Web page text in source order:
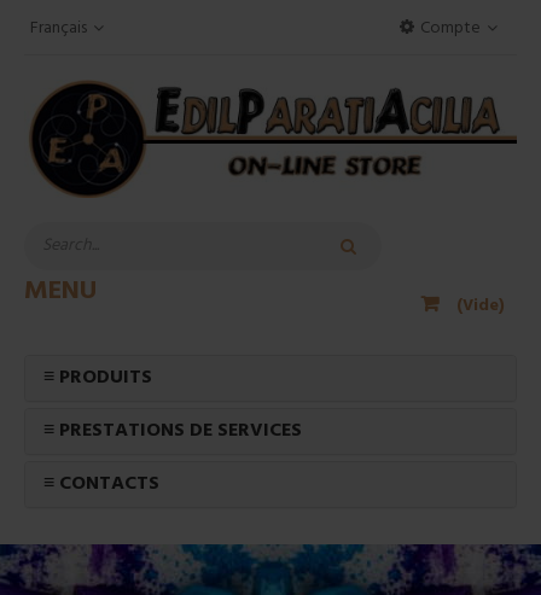
Compte
Français
(Vide)
MENU
≡ PRODUITS
≡ PRESTATIONS DE SERVICES
≡ CONTACTS